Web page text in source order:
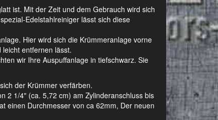
ist. Mit der Zeit und dem Gebrauch wird sich
Edelstahlreiniger lässt sich diese
Hier wird sich die Krümmeranlage vorne
entfernen lässt.
wir Ihre Auspuffanlage in tiefschwarz. Sie
der Krümmer verfärben.
2 1/4" (ca. 5,72 cm) am Zylinderanschluss bis
einen Durchmesser von ca 62mm, Der neuen